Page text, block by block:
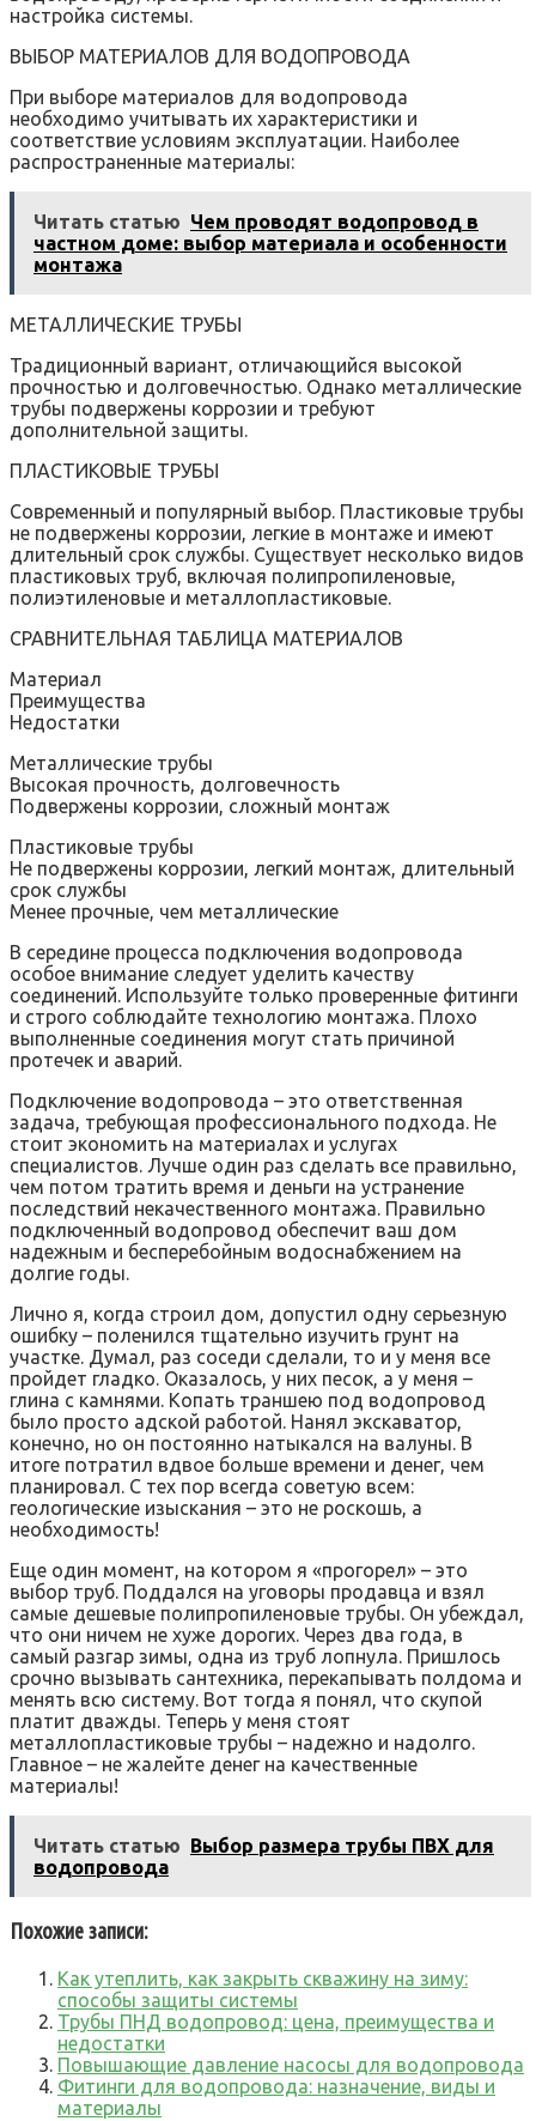
настройка системы.
ВЫБОР МАТЕРИАЛОВ ДЛЯ ВОДОПРОВОДА
При выборе материалов для водопровода
необходимо учитывать их характеристики и
соответствие условиям эксплуатации. Наиболее
распространенные материалы:
Читать статью Чем проводят водопровод в
частном доме: выбор материала и особенности
монтажа
МЕТАЛЛИЧЕСКИЕ ТРУБЫ
Традиционный вариант, отличающийся высокой
прочностью и долговечностью. Однако металлические
трубы подвержены коррозии и требуют
дополнительной защиты.
ПЛАСТИКОВЫЕ ТРУБЫ
Современный и популярный выбор. Пластиковые трубы
не подвержены коррозии, легкие в монтаже и имеют
длительный срок службы. Существует несколько видов
пластиковых труб, включая полипропиленовые,
полиэтиленовые и металлопластиковые.
СРАВНИТЕЛЬНАЯ ТАБЛИЦА МАТЕРИАЛОВ
Материал
Преимущества
Недостатки
Металлические трубы
Высокая прочность, долговечность
Подвержены коррозии, сложный монтаж
Пластиковые трубы
Не подвержены коррозии, легкий монтаж, длительный
срок службы
Менее прочные, чем металлические
В середине процесса подключения водопровода
особое внимание следует уделить качеству
соединений. Используйте только проверенные фитинги
и строго соблюдайте технологию монтажа. Плохо
выполненные соединения могут стать причиной
протечек и аварий.
Подключение водопровода – это ответственная
задача, требующая профессионального подхода. Не
стоит экономить на материалах и услугах
специалистов. Лучше один раз сделать все правильно,
чем потом тратить время и деньги на устранение
последствий некачественного монтажа. Правильно
подключенный водопровод обеспечит ваш дом
надежным и бесперебойным водоснабжением на
долгие годы.
Лично я, когда строил дом, допустил одну серьезную
ошибку – поленился тщательно изучить грунт на
участке. Думал, раз соседи сделали, то и у меня все
пройдет гладко. Оказалось, у них песок, а у меня –
глина с камнями. Копать траншею под водопровод
было просто адской работой. Нанял экскаватор,
конечно, но он постоянно натыкался на валуны. В
итоге потратил вдвое больше времени и денег, чем
планировал. С тех пор всегда советую всем:
геологические изыскания – это не роскошь, а
необходимость!
Еще один момент, на котором я «прогорел» – это
выбор труб. Поддался на уговоры продавца и взял
самые дешевые полипропиленовые трубы. Он убеждал,
что они ничем не хуже дорогих. Через два года, в
самый разгар зимы, одна из труб лопнула. Пришлось
срочно вызывать сантехника, перекапывать полдома и
менять всю систему. Вот тогда я понял, что скупой
платит дважды. Теперь у меня стоят
металлопластиковые трубы – надежно и надолго.
Главное – не жалейте денег на качественные
материалы!
Читать статью Выбор размера трубы ПВХ для
водопровода
Похожие записи:
Как утеплить, как закрыть скважину на зиму:
способы защиты системы
Трубы ПНД водопровод: цена, преимущества и
недостатки
Повышающие давление насосы для водопровода
Фитинги для водопровода: назначение, виды и
материалы